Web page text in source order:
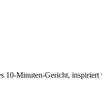
10-Minuten-Gericht,